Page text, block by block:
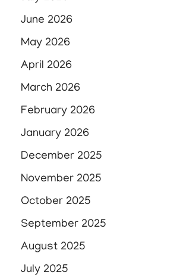
June 2026
May 2026
April 2026
March 2026
February 2026
January 2026
December 2025
November 2025
October 2025
September 2025
August 2025
July 2025